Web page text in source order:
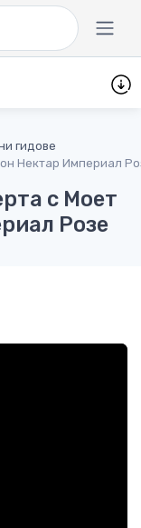
гидове
Нектар Империал
с Моет
Розе